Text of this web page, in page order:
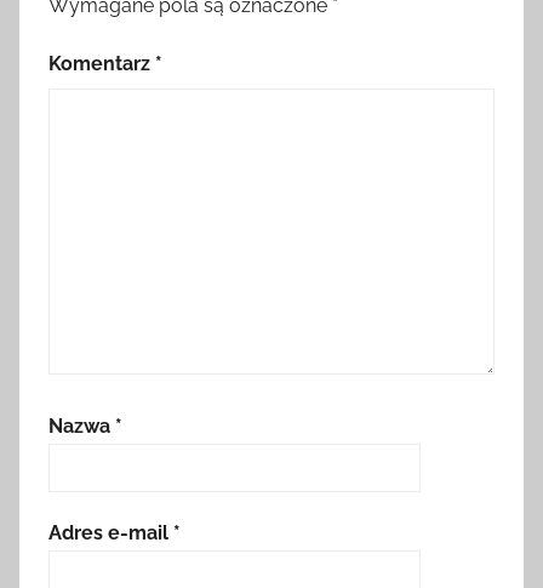
Wymagane pola są oznaczone *
Komentarz *
Nazwa *
Adres e-mail *